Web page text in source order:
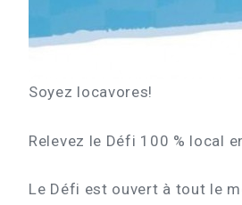
Soyez locavores!
Relevez le Défi 100 % local
Le Défi est ouvert à tout le